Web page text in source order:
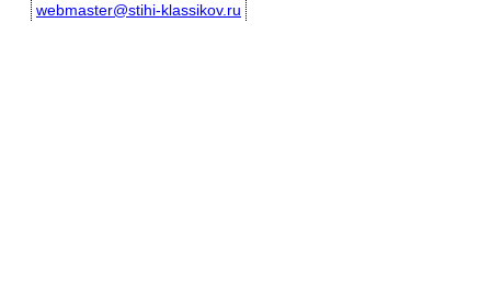
webmaster@stihi-klassikov.ru